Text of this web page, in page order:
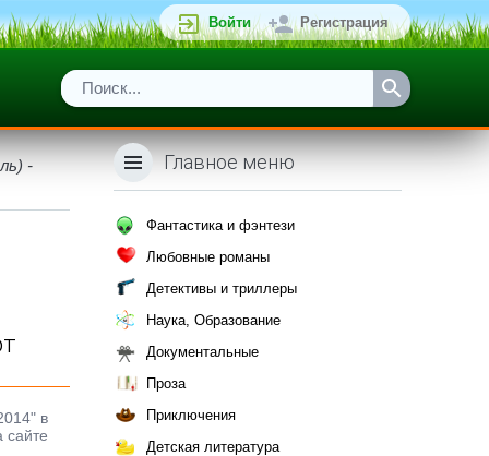
Войти Регистрация
-
в
сайте
Главное меню
Фантастика и фэнтези
Любовные романы
Детективы и триллеры
Наука, Образование
Документальные
Проза
Приключения
Детская литература